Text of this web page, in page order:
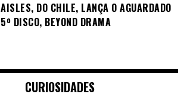
AISLES, DO CHILE, LANÇA O AGUARDADO
5º DISCO, BEYOND DRAMA
CURIOSIDADES